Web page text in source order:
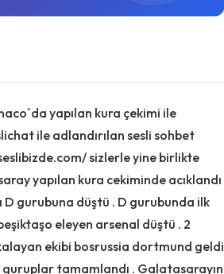
yapılan kura çekimi ile
ile adlandırılan sesli sohbet
sizlerle yine birlikte
yapılan kura cekiminde acıklandı
D gurubuna düştü . D gurubunda ilk
eleyen arsenal düştü . 2
ekibi bosrussia dortmund geldi
tamamlandı . Galatasarayın